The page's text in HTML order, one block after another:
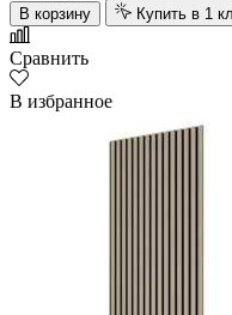
В корзину Купить в 1
Сравнить
В избранное